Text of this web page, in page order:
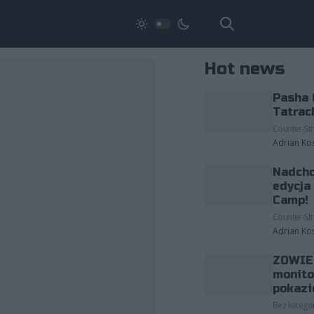
Hot news
Pasha
Counter-
Adrian
edycja
Camp!
Counter-
Adrian
Bez